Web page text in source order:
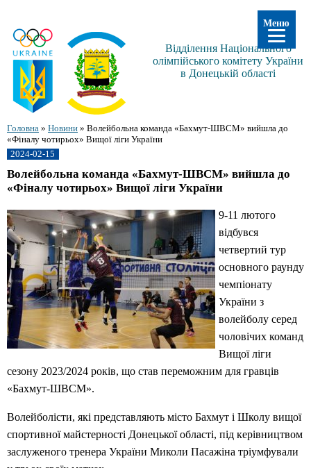
Відділення Національного
олімпійського комітету України
в Донецькій області
Головна » Новини » Волейбольна команда «Бахмут-ШВСМ» вийшла до
«Фіналу чотирьох» Вищої ліги України
2024-02-15
Волейбольна команда «Бахмут-ШВСМ» вийшла до
«Фіналу чотирьох» Вищої ліги України
9-11 лютого
відбувся
четвертий тур
основного раунду
чемпіонату
України з
волейболу серед
чоловічих команд
Вищої ліги
сезону 2023/2024 років, що став переможним для гравців
«Бахмут-ШВСМ».
Волейболісти, які представляють місто Бахмут і Школу вищої
спортивної майстерності Донецької області, під керівництвом
заслуженого тренера України Миколи Пасажіна тріумфували
Меню